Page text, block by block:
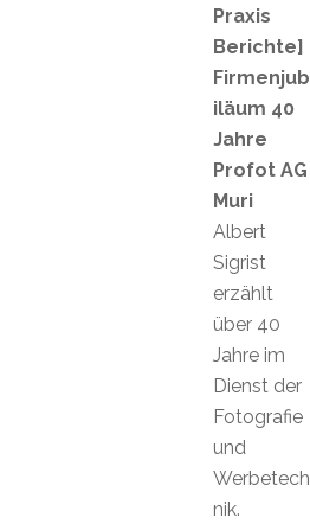
Praxis
Berichte]
Firmenjub
iläum 40
Jahre
Profot AG
Muri
Albert
Sigrist
erzählt
über 40
Jahre im
Dienst der
Fotografie
und
Werbetech
nik.